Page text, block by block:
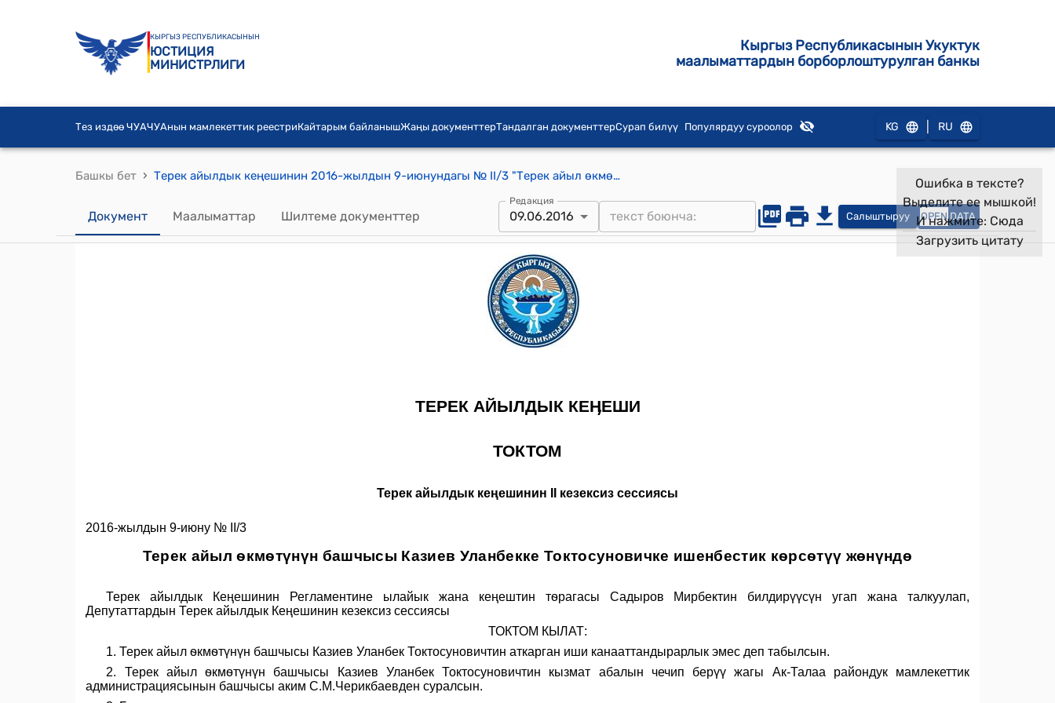
КЫРГЫЗ РЕСПУБЛИКАСЫНЫН
ЮСТИЦИЯ
МИНИСТРЛИГИ
Кыргыз Республикасынын Укуктук
маалыматтардын борборлоштурулган банкы
Тез издөө ЧУАЧУАнын мамлекеттик реестриКайтарым байланышЖаңы документтерТандалган документтерСурап билүү Популярдуу суроолор KG RU
Башкы бет › Терек айылдык кеңешинин 2016-жылдын 9-июнундагы № II/3 "Терек айыл ѳкмѳтүнүн башчысы Казиев Уланбекке Токтосуновичке ишенбестик кѳрсѳтүү жөнүндө" токтому
Документ Маалыматтар Шилтеме документтер
Редакция
09.06.2016 Салыштыруу OPEN DATA
Ошибка в тексте?
Выделите ее мышкой!
И нажмите: Сюда
Загрузить цитату